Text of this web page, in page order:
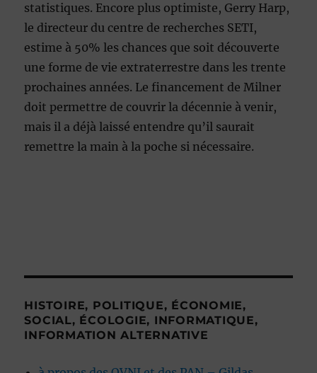
statistiques. Encore plus optimiste, Gerry Harp,
le directeur du centre de recherches SETI,
estime à 50% les chances que soit découverte
une forme de vie extraterrestre dans les trente
prochaines années. Le financement de Milner
doit permettre de couvrir la décennie à venir,
mais il a déjà laissé entendre qu’il saurait
remettre la main à la poche si nécessaire.
HISTOIRE, POLITIQUE, ÉCONOMIE,
SOCIAL, ÉCOLOGIE, INFORMATIQUE,
INFORMATION ALTERNATIVE